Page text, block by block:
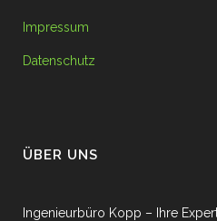
Impressum
Datenschutz
ÜBER UNS
Ingenieurbüro Kopp – Ihre